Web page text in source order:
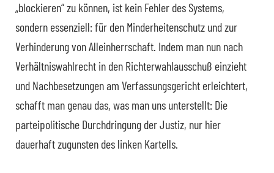
„blockieren“ zu können, ist kein Fehler des Systems,
sondern essenziell: für den Minderheitenschutz und zur
Verhinderung von Alleinherrschaft. Indem man nun nach
Verhältniswahlrecht in den Richterwahlausschuß einzieht
und Nachbesetzungen am Verfassungsgericht erleichtert,
schafft man genau das, was man uns unterstellt: Die
parteipolitische Durchdringung der Justiz, nur hier
dauerhaft zugunsten des linken Kartells.